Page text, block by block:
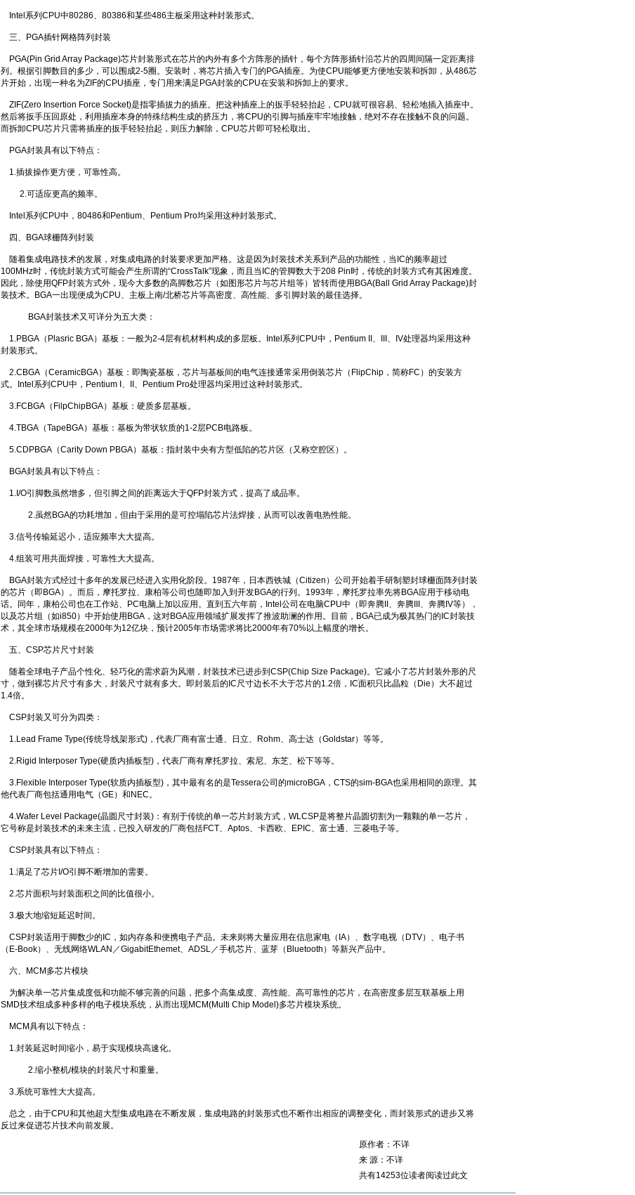
Intel系列CPU中80286、80386和某些486主板采用这种封装形式。
三、PGA插针网格阵列封装
PGA(Pin Grid Array Package)芯片封装形式在芯片的内外有多个方阵形的插针，每个方阵形插针沿芯片的四周间隔一定距离排
列。根据引脚数目的多少，可以围成2-5圈。安装时，将芯片插入专门的PGA插座。为使CPU能够更方便地安装和拆卸，从486芯
片开始，出现一种名为ZIF的CPU插座，专门用来满足PGA封装的CPU在安装和拆卸上的要求。
ZIF(Zero Insertion Force Socket)是指零插拔力的插座。把这种插座上的扳手轻轻抬起，CPU就可很容易、轻松地插入插座中。
然后将扳手压回原处，利用插座本身的特殊结构生成的挤压力，将CPU的引脚与插座牢牢地接触，绝对不存在接触不良的问题。
而拆卸CPU芯片只需将插座的扳手轻轻抬起，则压力解除，CPU芯片即可轻松取出。
PGA封装具有以下特点：
1.插拔操作更方便，可靠性高。
2.可适应更高的频率。
Intel系列CPU中，80486和Pentium、Pentium Pro均采用这种封装形式。
四、BGA球栅阵列封装
随着集成电路技术的发展，对集成电路的封装要求更加严格。这是因为封装技术关系到产品的功能性，当IC的频率超过
100MHz时，传统封装方式可能会产生所谓的“CrossTalk”现象，而且当IC的管脚数大于208 Pin时，传统的封装方式有其困难度。
因此，除使用QFP封装方式外，现今大多数的高脚数芯片（如图形芯片与芯片组等）皆转而使用BGA(Ball Grid Array Package)封
装技术。BGA一出现便成为CPU、主板上南/北桥芯片等高密度、高性能、多引脚封装的最佳选择。
BGA封装技术又可详分为五大类：
1.PBGA（Plasric BGA）基板：一般为2-4层有机材料构成的多层板。Intel系列CPU中，Pentium II、III、IV处理器均采用这种
封装形式。
2.CBGA（CeramicBGA）基板：即陶瓷基板，芯片与基板间的电气连接通常采用倒装芯片（FlipChip，简称FC）的安装方
式。Intel系列CPU中，Pentium I、II、Pentium Pro处理器均采用过这种封装形式。
3.FCBGA（FilpChipBGA）基板：硬质多层基板。
4.TBGA（TapeBGA）基板：基板为带状软质的1-2层PCB电路板。
5.CDPBGA（Carity Down PBGA）基板：指封装中央有方型低陷的芯片区（又称空腔区）。
BGA封装具有以下特点：
1.I/O引脚数虽然增多，但引脚之间的距离远大于QFP封装方式，提高了成品率。
2.虽然BGA的功耗增加，但由于采用的是可控塌陷芯片法焊接，从而可以改善电热性能。
3.信号传输延迟小，适应频率大大提高。
4.组装可用共面焊接，可靠性大大提高。
BGA封装方式经过十多年的发展已经进入实用化阶段。1987年，日本西铁城（Citizen）公司开始着手研制塑封球栅面阵列封装
的芯片（即BGA）。而后，摩托罗拉、康柏等公司也随即加入到开发BGA的行列。1993年，摩托罗拉率先将BGA应用于移动电
话。同年，康柏公司也在工作站、PC电脑上加以应用。直到五六年前，Intel公司在电脑CPU中（即奔腾II、奔腾III、奔腾IV等），
以及芯片组（如i850）中开始使用BGA，这对BGA应用领域扩展发挥了推波助澜的作用。目前，BGA已成为极其热门的IC封装技
术，其全球市场规模在2000年为12亿块，预计2005年市场需求将比2000年有70%以上幅度的增长。
五、CSP芯片尺寸封装
随着全球电子产品个性化、轻巧化的需求蔚为风潮，封装技术已进步到CSP(Chip Size Package)。它减小了芯片封装外形的尺
寸，做到裸芯片尺寸有多大，封装尺寸就有多大。即封装后的IC尺寸边长不大于芯片的1.2倍，IC面积只比晶粒（Die）大不超过
1.4倍。
CSP封装又可分为四类：
1.Lead Frame Type(传统导线架形式)，代表厂商有富士通、日立、Rohm、高士达（Goldstar）等等。
2.Rigid Interposer Type(硬质内插板型)，代表厂商有摩托罗拉、索尼、东芝、松下等等。
3.Flexible Interposer Type(软质内插板型)，其中最有名的是Tessera公司的microBGA，CTS的sim-BGA也采用相同的原理。其
他代表厂商包括通用电气（GE）和NEC。
4.Wafer Level Package(晶圆尺寸封装)：有别于传统的单一芯片封装方式，WLCSP是将整片晶圆切割为一颗颗的单一芯片，
它号称是封装技术的未来主流，已投入研发的厂商包括FCT、Aptos、卡西欧、EPIC、富士通、三菱电子等。
CSP封装具有以下特点：
1.满足了芯片I/O引脚不断增加的需要。
2.芯片面积与封装面积之间的比值很小。
3.极大地缩短延迟时间。
CSP封装适用于脚数少的IC，如内存条和便携电子产品。未来则将大量应用在信息家电（IA）、数字电视（DTV）、电子书
（E-Book）、无线网络WLAN／GigabitEthemet、ADSL／手机芯片、蓝芽（Bluetooth）等新兴产品中。
六、MCM多芯片模块
为解决单一芯片集成度低和功能不够完善的问题，把多个高集成度、高性能、高可靠性的芯片，在高密度多层互联基板上用
SMD技术组成多种多样的电子模块系统，从而出现MCM(Multi Chip Model)多芯片模块系统。
MCM具有以下特点：
1.封装延迟时间缩小，易于实现模块高速化。
2.缩小整机/模块的封装尺寸和重量。
3.系统可靠性大大提高。
总之，由于CPU和其他超大型集成电路在不断发展，集成电路的封装形式也不断作出相应的调整变化，而封装形式的进步又将
反过来促进芯片技术向前发展。
原作者：不详
来 源：不详
共有14253位读者阅读过此文